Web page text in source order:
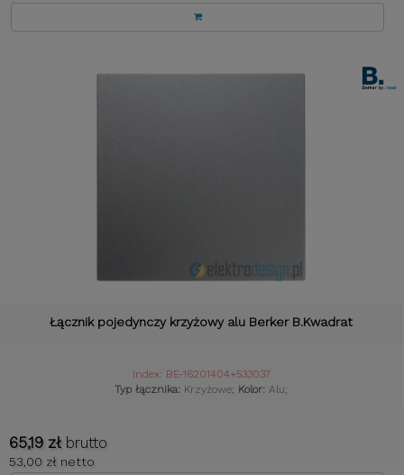
Łącznik pojedynczy krzyżowy alu Berker B.Kwadrat
Index: BE-16201404+533037
Typ łącznika: Krzyżowe; Kolor: Alu;
65,19 zł brutto
53,00 zł netto